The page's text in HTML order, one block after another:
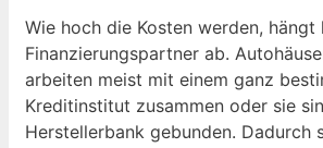
Wie hoch die Kosten werden,
Finanzierungspartner ab.
arbeiten meist mit einem ganz
Kreditinstitut zusammen oder sie
Herstellerbank gebunden. Dadurch